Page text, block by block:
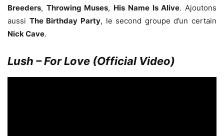
Breeders, Throwing Muses, His Name Is Alive. Ajoutons
aussi The Birthday Party, le second groupe d’un certain
Nick Cave.
Lush – For Love (Official Video)